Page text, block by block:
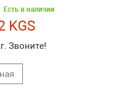
Есть в наличии
KGS
Звоните!